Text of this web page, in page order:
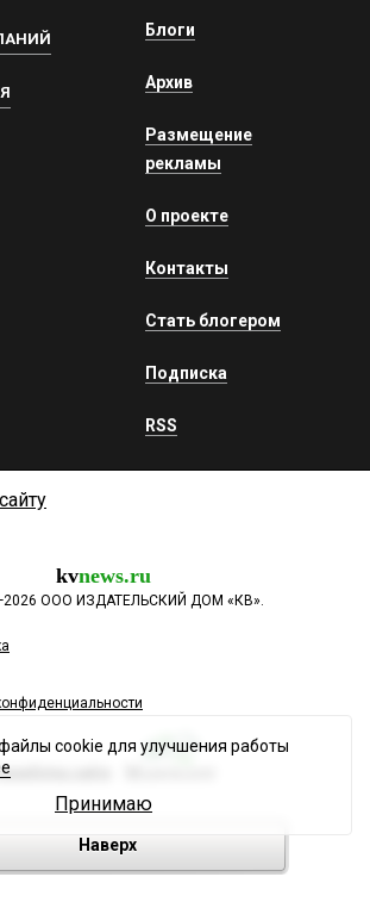
Блоги
Архив
Размещение
рекламы
О проекте
Контакты
Стать блогером
Подписка
RSS
kvnews.ru
ООО ИЗДАТЕЛЬСКИЙ ДОМ «КВ».
сайта
Наверх
cookie для улучшения работы
Принимаю